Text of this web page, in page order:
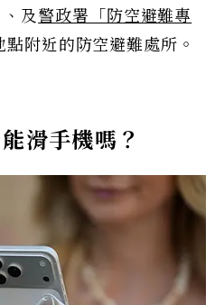
及警政署「防空避難專
點附近的防空避難處所。
滑手機嗎？